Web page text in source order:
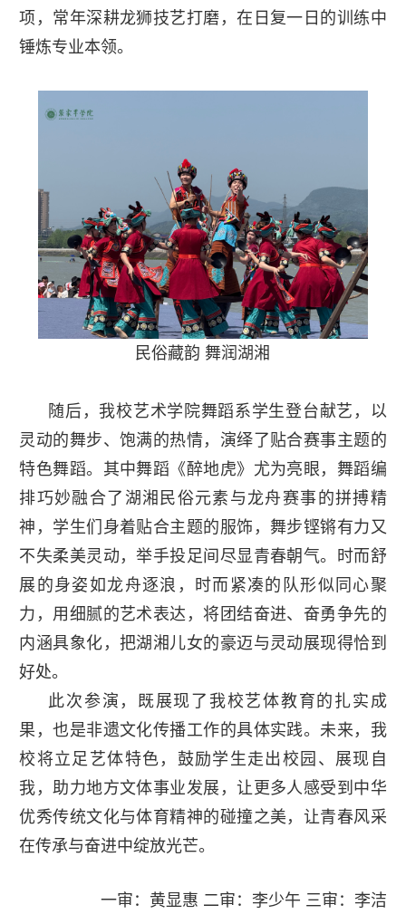
项，常年深耕龙狮技艺打磨，在日复一日的训练中
锤炼专业本领。
民俗藏韵 舞润湖湘
随后，我校艺术学院舞蹈系学生登台献艺，以
灵动的舞步、饱满的热情，演绎了贴合赛事主题的
特色舞蹈。其中舞蹈《醉地虎》尤为亮眼，舞蹈编
排巧妙融合了湖湘民俗元素与龙舟赛事的拼搏精
神，学生们身着贴合主题的服饰，舞步铿锵有力又
不失柔美灵动，举手投足间尽显青春朝气。时而舒
展的身姿如龙舟逐浪，时而紧凑的队形似同心聚
力，用细腻的艺术表达，将团结奋进、奋勇争先的
内涵具象化，把湖湘儿女的豪迈与灵动展现得恰到
好处。
此次参演，既展现了我校艺体教育的扎实成
果，也是非遗文化传播工作的具体实践。未来，我
校将立足艺体特色，鼓励学生走出校园、展现自
我，助力地方文体事业发展，让更多人感受到中华
优秀传统文化与体育精神的碰撞之美，让青春风采
在传承与奋进中绽放光芒。
一审：黄显惠 二审：李少午 三审：李洁